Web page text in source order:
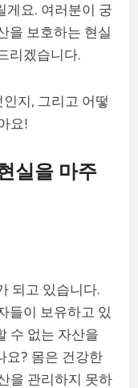
게요. 여러분이 궁
을 보호하는 현실
리겠습니다.
지, 그리고 어떻
요!
실을 마주
되고 있습니다.
들이 보유하고 있
수 없는 자산을
요? 몸은 건강한
을 관리하지 못하